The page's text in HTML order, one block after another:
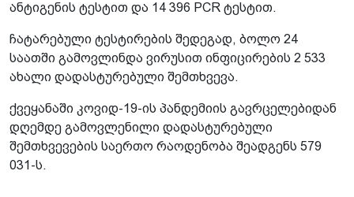
ანტიგენის ტესტით და 14 396 PCR ტესტით.
ჩატარებული ტესტირების შედეგად, ბოლო 24
საათში გამოვლინდა ვირუსით ინფიცირების 2 533
ახალი დადასტურებული შემთხვევა.
ქვეყანაში კოვიდ-19-ის პანდემიის გავრცელებიდან
დღემდე გამოვლენილი დადასტურებული
შემთხვევების საერთო რაოდენობა შეადგენს 579
031-ს.